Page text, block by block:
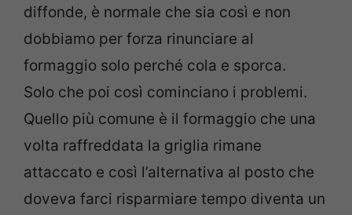
diffonde, è normale che sia così e non
dobbiamo per forza rinunciare al
formaggio solo perché cola e sporca.
Solo che poi così cominciano i problemi.
Quello più comune è il formaggio che una
volta raffreddata la griglia rimane
attaccato e così l’alternativa al posto che
doveva farci risparmiare tempo diventa un